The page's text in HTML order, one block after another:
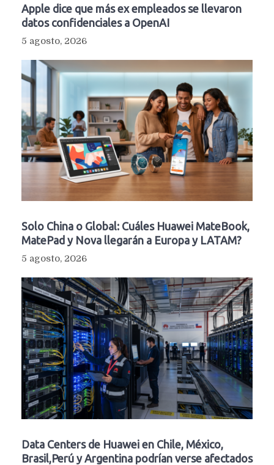
Apple dice que más ex empleados se llevaron
datos confidenciales a OpenAI
5 agosto, 2026
Solo China o Global: Cuáles Huawei MateBook,
MatePad y Nova llegarán a Europa y LATAM?
5 agosto, 2026
Data Centers de Huawei en Chile, México,
Brasil,Perú y Argentina podrían verse afectados